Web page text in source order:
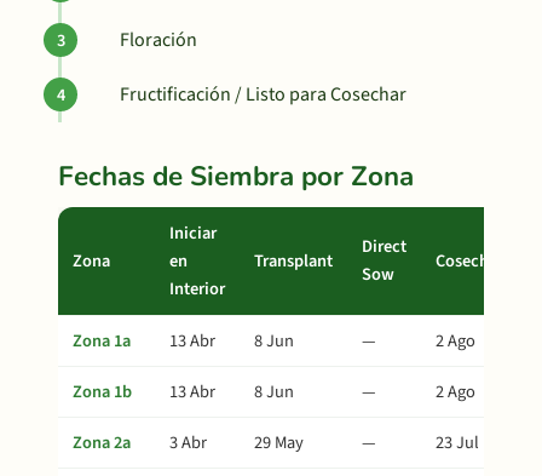
Floración
Fructificación / Listo para Cosechar
Fechas de Siembra por Zona
Zona
Iniciar
en
Interior
Transplant
Direct
Sow
Cosecha
Zona 1a 13 Abr 8 Jun —
2 Ago
Zona 1b
13 Abr 8 Jun —
2 Ago
Zona 2a
3 Abr 29 May —
23 Jul